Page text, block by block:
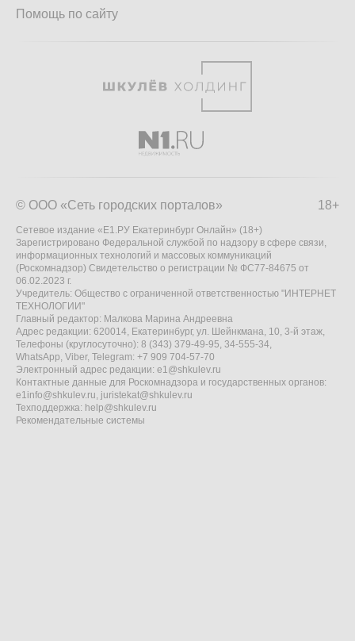
Помощь по сайту
18+
© ООО «Сеть городских порталов»
Сетевое издание «Е1.РУ Екатеринбург Онлайн» (18+)
Зарегистрировано Федеральной службой по надзору в сфере связи,
информационных технологий и массовых коммуникаций
(Роскомнадзор) Свидетельство о регистрации № ФС77-84675 от
06.02.2023 г.
Учредитель: Общество с ограниченной ответственностью "ИНТЕРНЕТ
ТЕХНОЛОГИИ"
Главный редактор: Малкова Марина Андреевна
Адрес редакции: 620014, Екатеринбург, ул. Шейнкмана, 10, 3-й этаж,
Телефоны (круглосуточно): 8 (343) 379-49-95, 34-555-34,
WhatsApp, Viber, Telegram: +7 909 704-57-70
Электронный адрес редакции: e1@shkulev.ru
Контактные данные для Роскомнадзора и государственных органов:
e1info@shkulev.ru, juristekat@shkulev.ru
Техподдержка: help@shkulev.ru
Рекомендательные системы